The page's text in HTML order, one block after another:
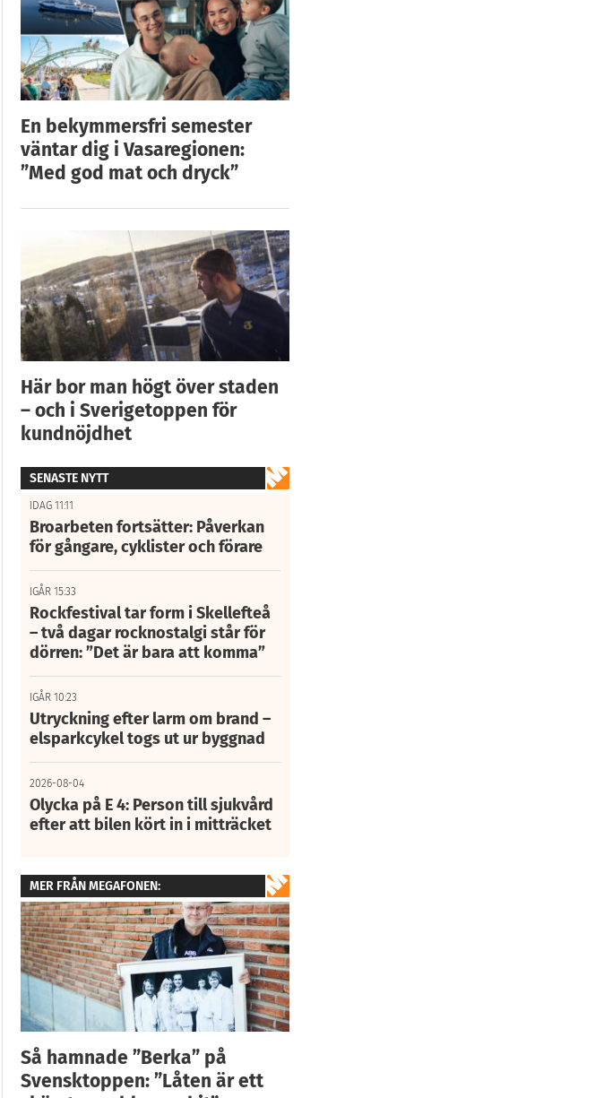
En bekymmersfri semester
väntar dig i Vasaregionen:
”Med god mat och dryck”
Här bor man högt över staden
– och i Sverigetoppen för
kundnöjdhet
SENASTE NYTT
IDAG 11:11
Broarbeten fortsätter: Påverkan
för gångare, cyklister och förare
IGÅR 15:33
Rockfestival tar form i Skellefteå
– två dagar rocknostalgi står för
dörren: ”Det är bara att komma”
IGÅR 10:23
Utryckning efter larm om brand –
elsparkcykel togs ut ur byggnad
2026-08-04
Olycka på E 4: Person till sjukvård
efter att bilen kört in i mitträcket
MER FRÅN MEGAFONEN:
Så hamnade ”Berka” på
Svensktoppen: ”Låten är ett